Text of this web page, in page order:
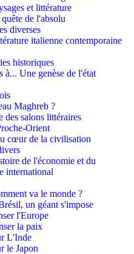
et littérature
de l'absolu
diverses
italienne contemporaine
historiques
à... Une genèse de l'état
Maghreb ?
des salons littéraires
Orient
cœur de la civilisation
de l'économie et du
international
va le monde ?
un géant s'impose
l'Europe
la paix
L'Inde
le Japon